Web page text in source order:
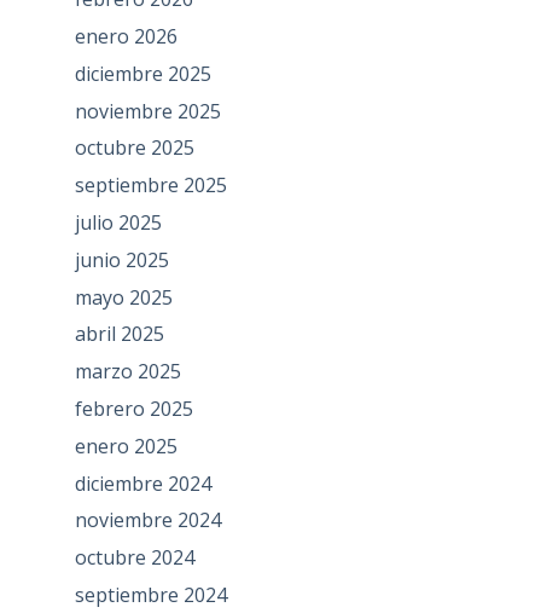
enero 2026
diciembre 2025
noviembre 2025
octubre 2025
septiembre 2025
julio 2025
junio 2025
mayo 2025
abril 2025
marzo 2025
febrero 2025
enero 2025
diciembre 2024
noviembre 2024
octubre 2024
septiembre 2024